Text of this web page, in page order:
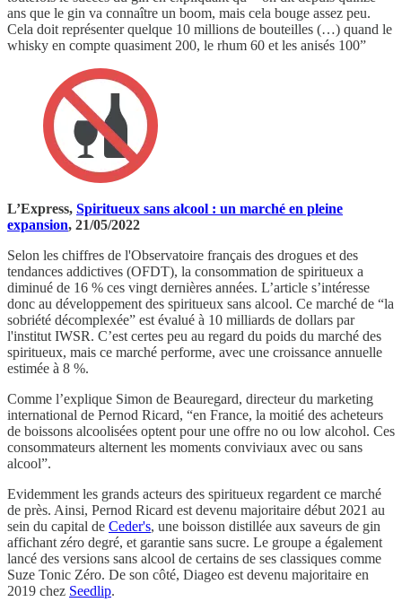
ans que le gin va connaître un boom, mais cela bouge assez peu.
Cela doit représenter quelque 10 millions de bouteilles (…) quand le
whisky en compte quasiment 200, le rhum 60 et les anisés 100”
L’Express, Spiritueux sans alcool : un marché en pleine
expansion, 21/05/2022
Selon les chiffres de l'Observatoire français des drogues et des
tendances addictives (OFDT), la consommation de spiritueux a
diminué de 16 % ces vingt dernières années. L’article s’intéresse
donc au développement des spiritueux sans alcool. Ce marché de “la
sobriété décomplexée” est évalué à 10 milliards de dollars par
l'institut IWSR. C’est certes peu au regard du poids du marché des
spiritueux, mais ce marché performe, avec une croissance annuelle
estimée à 8 %.
Comme l’explique Simon de Beauregard, directeur du marketing
international de Pernod Ricard, “en France, la moitié des acheteurs
de boissons alcoolisées optent pour une offre no ou low alcohol. Ces
consommateurs alternent les moments conviviaux avec ou sans
alcool”.
Evidemment les grands acteurs des spiritueux regardent ce marché
de près. Ainsi, Pernod Ricard est devenu majoritaire début 2021 au
sein du capital de Ceder's, une boisson distillée aux saveurs de gin
affichant zéro degré, et garantie sans sucre. Le groupe a également
lancé des versions sans alcool de certains de ses classiques comme
Suze Tonic Zéro. De son côté, Diageo est devenu majoritaire en
2019 chez Seedlip.